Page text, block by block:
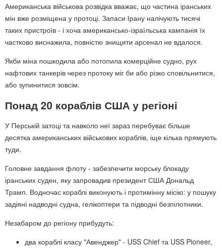
Американська військова розвідка вважає, що частина іранських
мін вже розміщена у протоці. Запаси Ірану налічують тисячі
таких пристроїв - і хоча американсько-ізраїльська кампанія їх
частково виснажила, повністю знищити арсенал не вдалося.
Якби міна пошкодила або потопила комерційне судно, рух
нафтових танкерів через протоку міг би або різко сповільнитися,
або зупинитися зовсім.
Понад 20 кораблів США у регіоні
У Перській затоці та навколо неї зараз перебуває більше
десятка американських військових кораблів, іще кілька прямують
туди.
Головне завдання флоту - забезпечити морську блокаду
іранських суден, яку запровадив президент США Дональд
Трамп. Водночас кораблі виконують і протимінну місію: у пошуку
задіяні надводні судна, гелікоптери та підводні безпілотники.
Незабаром до регіону прибудуть:
два кораблі класу "Авенджер" - USS Chief та USS Pioneer,